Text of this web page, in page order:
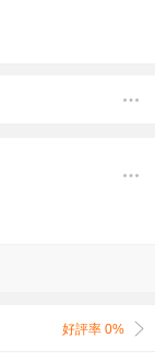
好評率 0%